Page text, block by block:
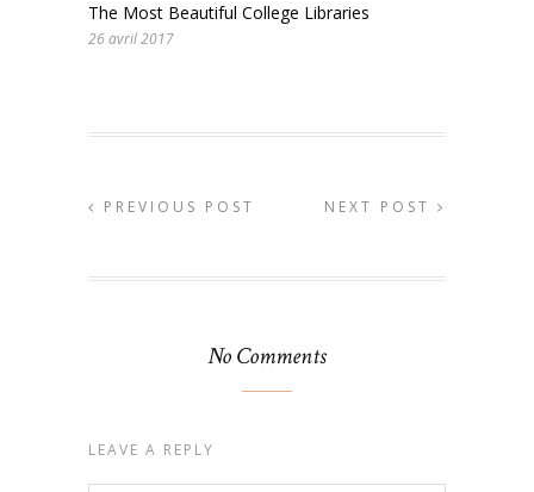
The Most Beautiful College Libraries
26 avril 2017
PREVIOUS POST NEXT POST
No Comments
LEAVE A REPLY